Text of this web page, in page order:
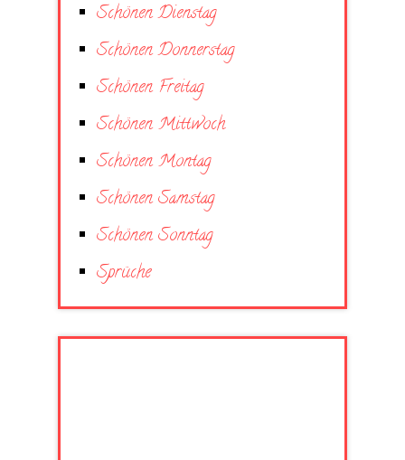
Schönen Dienstag
Schönen Donnerstag
Schönen Freitag
Schönen Mittwoch
Schönen Montag
Schönen Samstag
Schönen Sonntag
Sprüche